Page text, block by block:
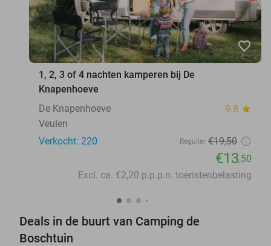
favorite_border
1, 2, 3 of 4 nachten kamperen bij De
Knapenhoeve
De Knapenhoeve
9.8 star
Veulen
Verkocht: 220
Regulier €19,50
€13,50
Excl. ca. €2,20 p.p.p.n. toeristenbelasting
Deals in de buurt van Camping de
Boschtuin